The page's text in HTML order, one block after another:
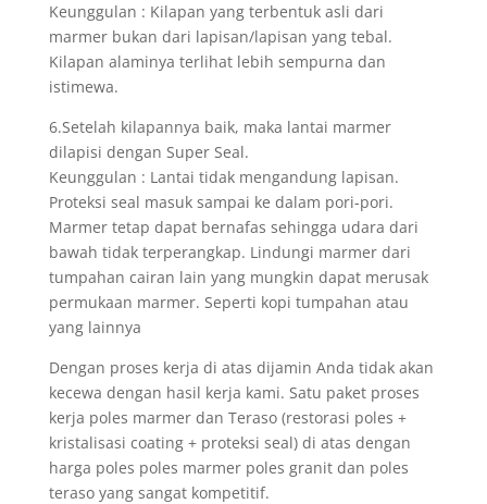
Keunggulan : Kilapan yang terbentuk asli dari
marmer bukan dari lapisan/lapisan yang tebal.
Kilapan alaminya terlihat lebih sempurna dan
istimewa.
6.Setelah kilapannya baik, maka lantai marmer
dilapisi dengan Super Seal.
Keunggulan : Lantai tidak mengandung lapisan.
Proteksi seal masuk sampai ke dalam pori-pori.
Marmer tetap dapat bernafas sehingga udara dari
bawah tidak terperangkap. Lindungi marmer dari
tumpahan cairan lain yang mungkin dapat merusak
permukaan marmer. Seperti kopi tumpahan atau
yang lainnya
Dengan proses kerja di atas dijamin Anda tidak akan
kecewa dengan hasil kerja kami. Satu paket proses
kerja poles marmer dan Teraso (restorasi poles +
kristalisasi coating + proteksi seal) di atas dengan
harga poles poles marmer poles granit dan poles
teraso yang sangat kompetitif.